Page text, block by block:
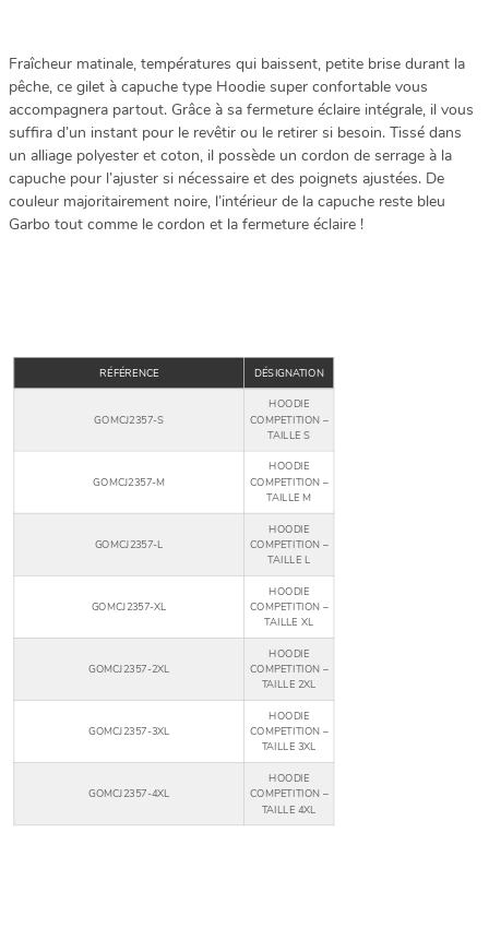
Fraîcheur matinale, températures qui baissent, petite brise durant la
pêche, ce gilet à capuche type Hoodie super confortable vous
accompagnera partout. Grâce à sa fermeture éclaire intégrale, il vous
suffira d’un instant pour le revêtir ou le retirer si besoin. Tissé dans
un alliage polyester et coton, il possède un cordon de serrage à la
capuche pour l’ajuster si nécessaire et des poignets ajustées. De
couleur majoritairement noire, l’intérieur de la capuche reste bleu
Garbo tout comme le cordon et la fermeture éclaire !
RÉFÉRENCE DÉSIGNATION
GOMCJ2357-S
HOODIE
COMPETITION –
TAILLE S
GOMCJ2357-M
HOODIE
COMPETITION –
TAILLE M
GOMCJ2357-L
HOODIE
COMPETITION –
TAILLE L
GOMCJ2357-XL
HOODIE
COMPETITION –
TAILLE XL
GOMCJ2357-2XL
HOODIE
COMPETITION –
TAILLE 2XL
GOMCJ2357-3XL
HOODIE
COMPETITION –
TAILLE 3XL
GOMCJ2357-4XL
HOODIE
COMPETITION –
TAILLE 4XL